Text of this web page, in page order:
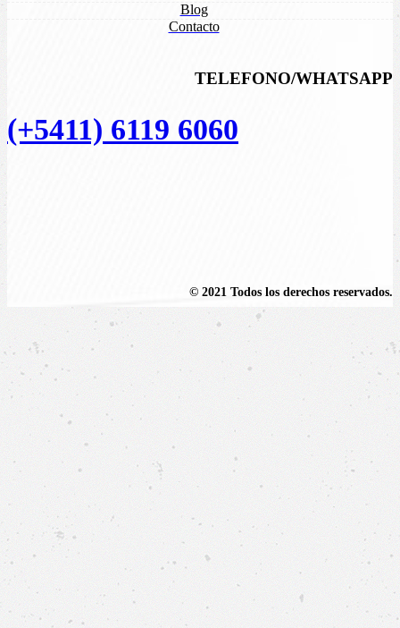
Blog
Contacto
TELEFONO/WHATSAPP
(+5411) 6119 6060
© 2021 Todos los derechos reservados.